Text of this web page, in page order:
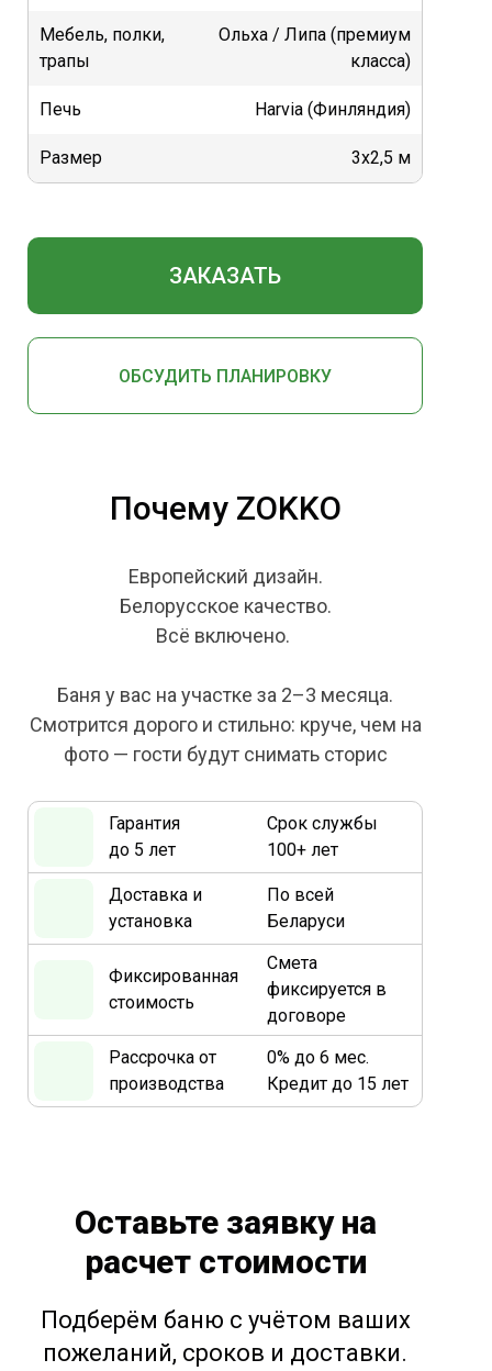
Мебель, полки,
трапы
Ольха / Липа (премиум
класса)
Печь Harvia (Финляндия)
Размер 3х2,5 м
ЗАКАЗАТЬ
ОБСУДИТЬ ПЛАНИРОВКУ
Гарантия
до 5 лет
Срок службы
100+ лет
Доставка и
установка
По всей
Беларуси
Фиксированная
стоимость
Смета
фиксируется в
договоре
Рассрочка от
производства
0% до 6 мес.
Кредит до 15 лет
Европейский дизайн.
Белорусское качество.
Всё включено.
Баня у вас на участке за 2–3 месяца.
Смотрится дорого и стильно: круче, чем на
фото — гости будут снимать сторис
Почему ZOKKO
Подберём баню с учётом ваших
пожеланий, сроков и доставки.
Оставьте заявку на
расчет стоимости